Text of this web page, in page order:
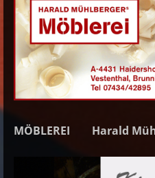
MÖBLEREI Harald